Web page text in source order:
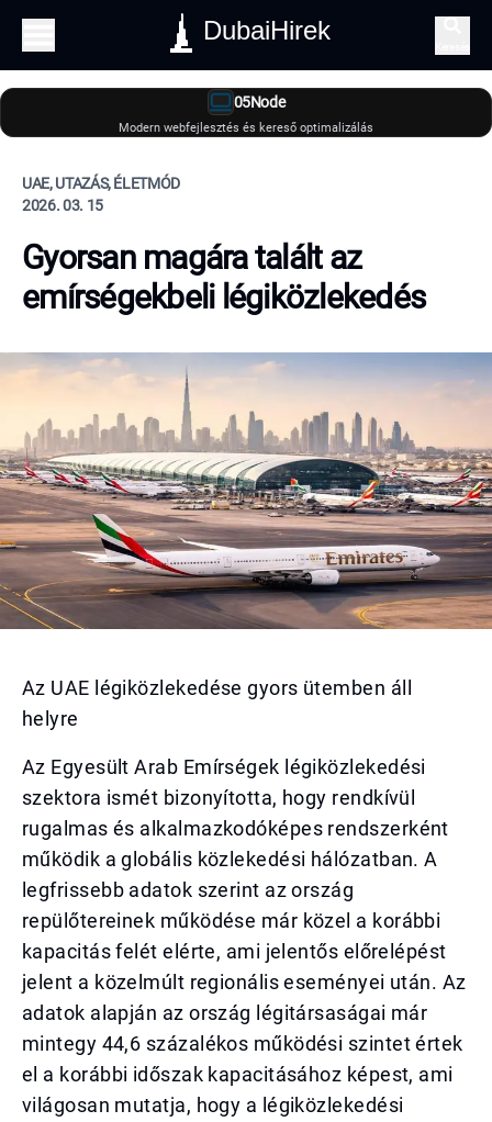
DubaiHirek
05Node
Modern webfejlesztés és kereső optimalizálás
UAE, UTAZÁS, ÉLETMÓD
2026. 03. 15
Gyorsan magára talált az
emírségekbeli légiközlekedés
Az UAE légiközlekedése gyors ütemben áll
helyre
Az Egyesült Arab Emírségek légiközlekedési
szektora ismét bizonyította, hogy rendkívül
rugalmas és alkalmazkodóképes rendszerként
működik a globális közlekedési hálózatban. A
legfrissebb adatok szerint az ország
repülőtereinek működése már közel a korábbi
kapacitás felét elérte, ami jelentős előrelépést
jelent a közelmúlt regionális eseményei után. Az
adatok alapján az ország légitársaságai már
mintegy 44,6 százalékos működési szintet értek
el a korábbi időszak kapacitásához képest, ami
világosan mutatja, hogy a légiközlekedési